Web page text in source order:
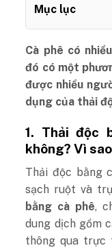
Mục lục
Cà phê có
đó có một
được nhiều
dụng của thải
1. Thải độc
không? Vì
Thải độc bằng
sạch ruột và
bằng cà phê,
dung dịch gồm
thông qua trực